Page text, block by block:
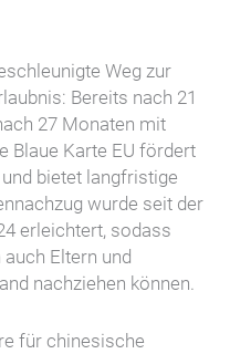
Weg zur
Bereits nach 21
27 Monaten mit
Blaue Karte EU fördert
bietet langfristige
wurde seit der
erleichtert, sodass
Eltern und
nachziehen können.
für chinesische